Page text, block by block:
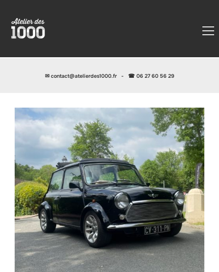
✉ contact@atelierdes1000.fr- ☎ 06 27 60 56 29